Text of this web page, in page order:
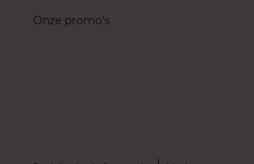
Onze promo's